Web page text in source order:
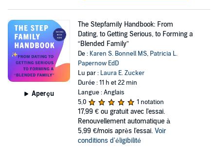
Aperçu
The Stepfamily Handbook: From
Dating, to Getting Serious, to Forming a
“Blended Family”
De : Karen S. Bonnell MS, Patricia L.
Papernow EdD
Lu par : Laura E. Zucker
Durée : 11 h et 22 min
Langue : Anglais
5,0
1 notation
17,99 € ou gratuit avec l'essai.
Renouvellement automatique à
5,99 €/mois après l'essai. Voir
conditions d'éligibilité